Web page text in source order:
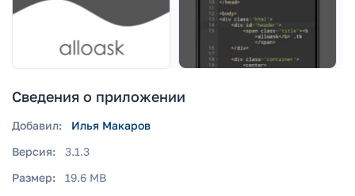
Сведения о приложении
Добавил:
Илья Макаров
Версия:
3.1.3
Размер:
19.6 MB